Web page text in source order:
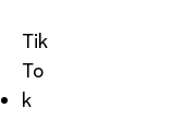
Tik
To
k